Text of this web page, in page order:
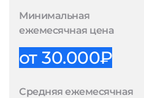
Минимальная
ежемесячная цена
от 30.000₽
Средняя ежемесячная